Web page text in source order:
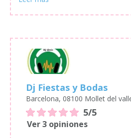
Dj Fiestas y Bodas
Barcelona, 08100 Mollet del
5/5
Ver 3 opiniones